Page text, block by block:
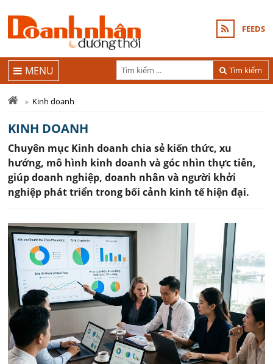
FEEDS
Tìm kiếm
MENU
Kinh doanh
KINH DOANH
Chuyên mục Kinh doanh chia sẻ kiến thức, xu
hướng, mô hình kinh doanh và góc nhìn thực tiễn,
giúp doanh nghiệp, doanh nhân và người khởi
nghiệp phát triển trong bối cảnh kinh tế hiện đại.